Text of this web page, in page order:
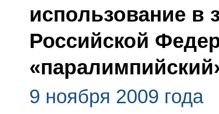
использование в
Российской
9 ноября 2009 года